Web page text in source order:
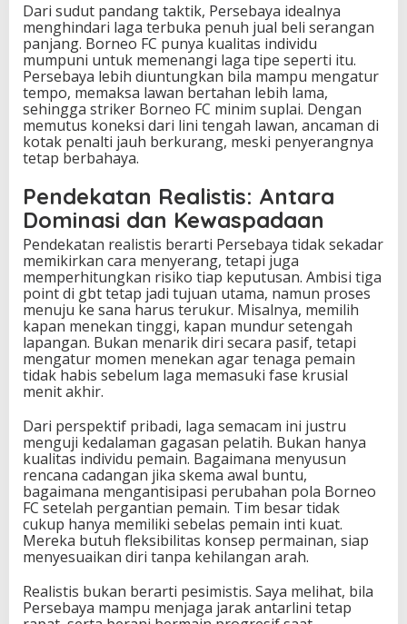
Dari sudut pandang taktik, Persebaya idealnya
menghindari laga terbuka penuh jual beli serangan
panjang. Borneo FC punya kualitas individu
mumpuni untuk memenangi laga tipe seperti itu.
Persebaya lebih diuntungkan bila mampu mengatur
tempo, memaksa lawan bertahan lebih lama,
sehingga striker Borneo FC minim suplai. Dengan
memutus koneksi dari lini tengah lawan, ancaman di
kotak penalti jauh berkurang, meski penyerangnya
tetap berbahaya.
Pendekatan Realistis: Antara
Dominasi dan Kewaspadaan
Pendekatan realistis berarti Persebaya tidak sekadar
memikirkan cara menyerang, tetapi juga
memperhitungkan risiko tiap keputusan. Ambisi tiga
point di gbt tetap jadi tujuan utama, namun proses
menuju ke sana harus terukur. Misalnya, memilih
kapan menekan tinggi, kapan mundur setengah
lapangan. Bukan menarik diri secara pasif, tetapi
mengatur momen menekan agar tenaga pemain
tidak habis sebelum laga memasuki fase krusial
menit akhir.
Dari perspektif pribadi, laga semacam ini justru
menguji kedalaman gagasan pelatih. Bukan hanya
kualitas individu pemain. Bagaimana menyusun
rencana cadangan jika skema awal buntu,
bagaimana mengantisipasi perubahan pola Borneo
FC setelah pergantian pemain. Tim besar tidak
cukup hanya memiliki sebelas pemain inti kuat.
Mereka butuh fleksibilitas konsep permainan, siap
menyesuaikan diri tanpa kehilangan arah.
Realistis bukan berarti pesimistis. Saya melihat, bila
Persebaya mampu menjaga jarak antarlini tetap